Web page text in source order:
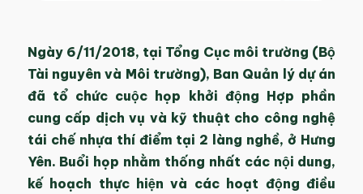
Ngày 6/11/2018, tại Tổng Cục môi trường (Bộ
Tài nguyên và Môi trường), Ban Quản lý dự án
đã tổ chức cuộc họp khởi động Hợp phần
cung cấp dịch vụ và kỹ thuật cho công nghệ
tái chế nhựa thí điểm tại 2 làng nghề, ở Hưng
Yên. Buổi họp nhằm thống nhất các nội dung,
kế hoạch thực hiện và các hoạt động điều